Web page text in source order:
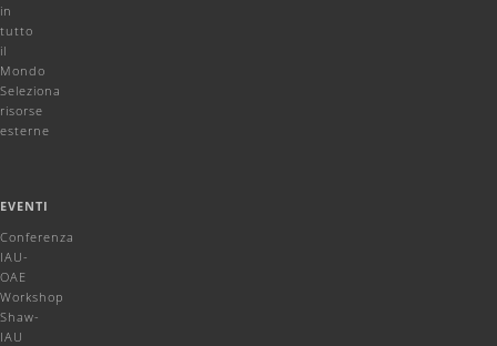
in
tutto
il
Mondo
Seleziona
risorse
esterne
EVENTI
Conferenza
IAU-
OAE
Workshop
Shaw-
IAU